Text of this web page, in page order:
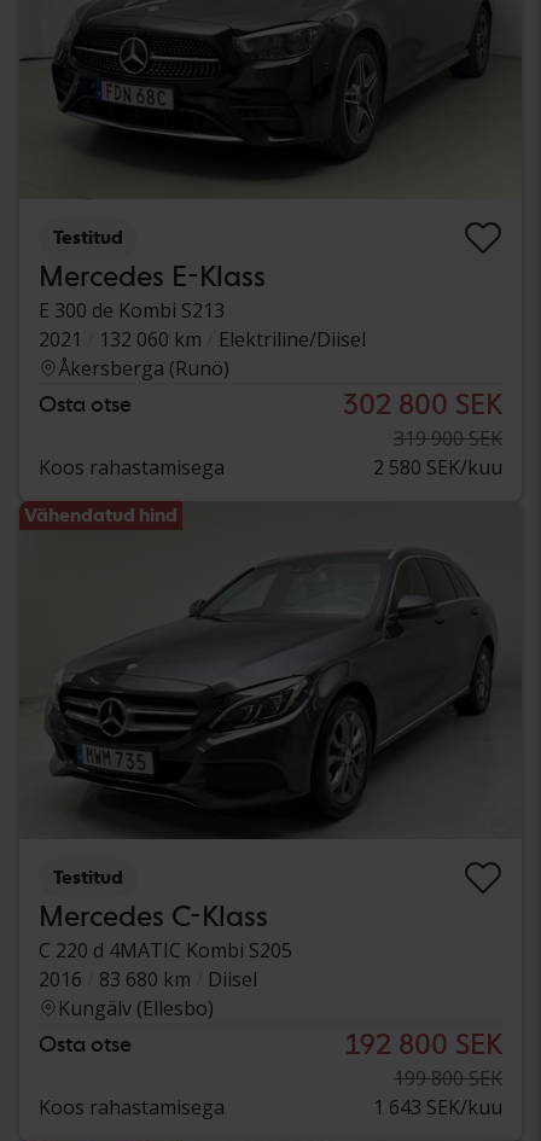
Testitud
Mercedes E-Klass
E 300 de Kombi S213
2021
132 060 km
Elektriline/Diisel
Åkersberga (Runö)
Osta otse 302 800 SEK
319 900 SEK
Koos rahastamisega
2 580 SEK/kuu
Vähendatud hind
Testitud
Mercedes C-Klass
C 220 d 4MATIC Kombi S205
2016
83 680 km
Diisel
Kungälv (Ellesbo)
Osta otse 192 800 SEK
199 800 SEK
Koos rahastamisega
1 643 SEK/kuu